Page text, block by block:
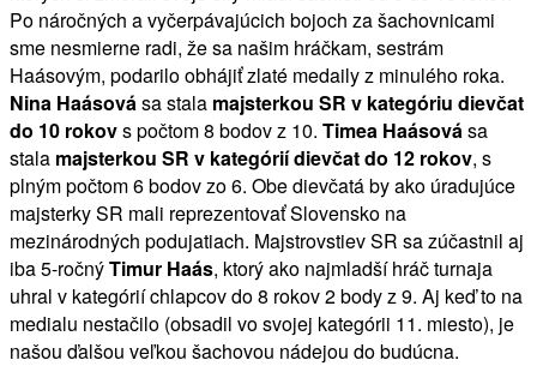
Po náročných a vyčerpávajúcich bojoch za šachovnicami
sme nesmierne radi, že sa našim hráčkam, sestrám
Haásovým, podarilo obhájiť zlaté medaily z minulého roka.
Nina Haásovása stala majsterkou SR v kategóriu dievčat
do 10 rokovs počtom 8 bodov z 10. Timea Haásovása
stala majsterkou SR v kategórií dievčat do 12 rokov, s
plným počtom 6 bodov zo 6. Obe dievčatá by ako úradujúce
majsterky SR mali reprezentovať Slovensko na
mezinárodných podujatiach. Majstrovstiev SR sa zúčastnil aj
iba 5-ročnýTimur Haás, ktorý ako najmladší hráč turnaja
uhral v kategórií chlapcov do 8 rokov 2 body z 9. Aj keď to na
medialu nestačilo (obsadil vo svojej kategórii 11. miesto), je
našou ďalšou veľkou šachovou nádejou do budúcna.